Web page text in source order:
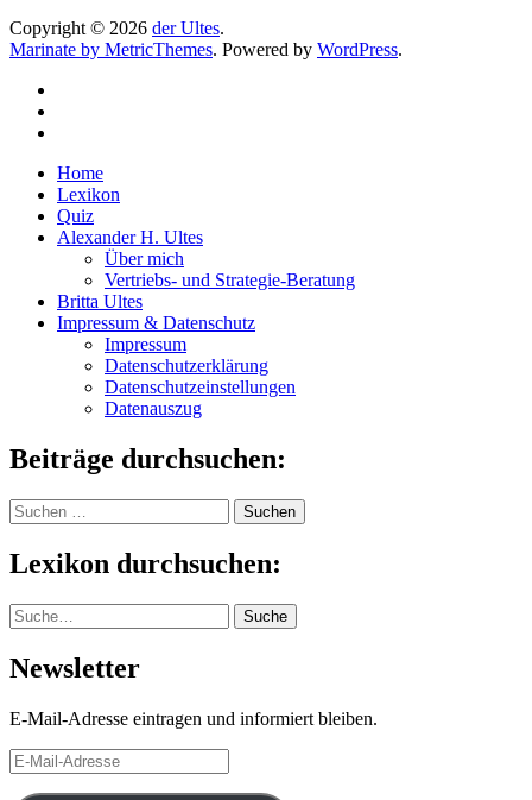
Copyright © 2026 der Ultes.
Marinate by MetricThemes. Powered by WordPress.
Home
Lexikon
Quiz
Alexander H. Ultes
Über mich
Vertriebs- und Strategie-Beratung
Britta Ultes
Impressum & Datenschutz
Impressum
Datenschutzerklärung
Datenschutzeinstellungen
Datenauszug
Beiträge durchsuchen:
Suchen
nach:
Lexikon durchsuchen:
Suche Suche
Newsletter
E-Mail-Adresse eintragen und informiert bleiben.
E-
Mail-